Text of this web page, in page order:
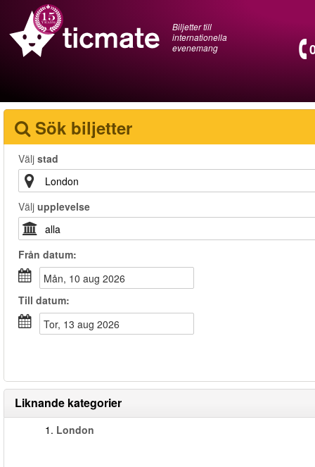
Biljetter till
internationella
evenemang
Sök biljetter
Välj stad
Välj upplevelse
Från datum:
mån, 10 aug 2026
Till datum:
tor, 13 aug 2026
Liknande kategorier
1. London